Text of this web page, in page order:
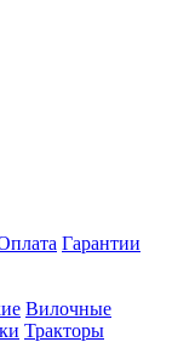
Гарантии
Вилочные
Тракторы